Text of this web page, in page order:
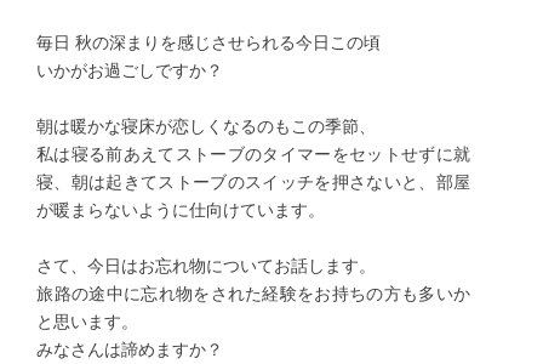
​毎日 秋の深まりを感じさせられる今日この頃
いかがお過ごしですか？
朝は暖かな寝床が恋しくなるのもこの季節、
私は寝る前あえてストーブのタイマーをセットせずに就
寝、朝は起きてストーブのスイッチを押さないと、部屋
が暖まらないように仕向けています。
さて、今日はお忘れ物についてお話します。
​旅路の途中に忘れ物をされた経験をお持ちの方も多いか
と思います。
みなさんは諦めますか？